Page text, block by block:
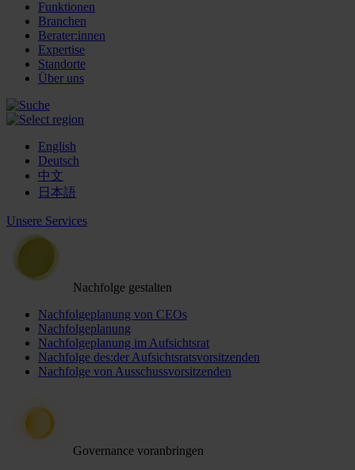
Funktionen
Branchen
Berater:innen
Expertise
Standorte
Über uns
English
Deutsch
中文
日本語
Unsere Services
Nachfolge gestalten
Nachfolgeplanung von CEOs
Nachfolgeplanung
Nachfolgeplanung im Aufsichtsrat
Nachfolge des:der Aufsichtsratsvorsitzenden
Nachfolge von Ausschussvorsitzenden
Governance voranbringen